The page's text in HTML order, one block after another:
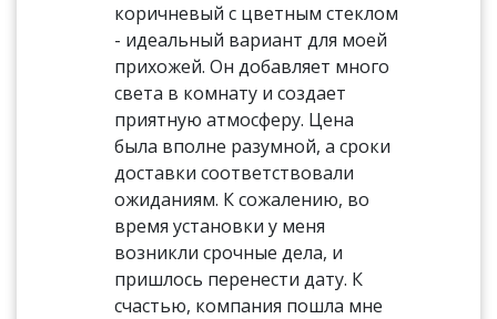
коричневый с цветным стеклом
- идеальный вариант для моей
прихожей. Он добавляет много
света в комнату и создает
приятную атмосферу. Цена
была вполне разумной, а сроки
доставки соответствовали
ожиданиям. К сожалению, во
время установки у меня
возникли срочные дела, и
пришлось перенести дату. К
счастью, компания пошла мне